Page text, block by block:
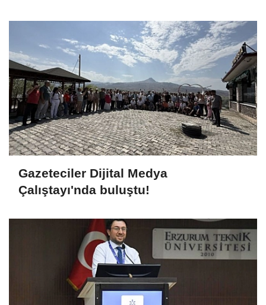
Gazeteciler Dijital Medya
Çalıştayı'nda buluştu!